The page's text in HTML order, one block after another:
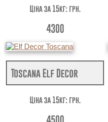
Ціна за 15кг: грн.
4300
Toscana Elf Decor
Ціна за 15кг: грн.